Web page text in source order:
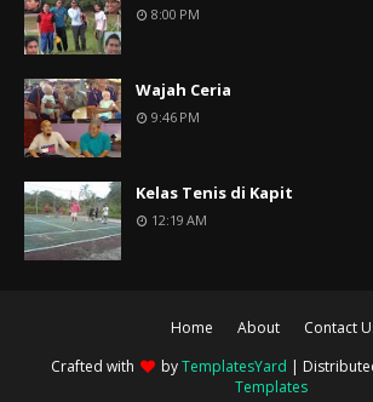
8:00 PM
Wajah Ceria
9:46 PM
Kelas Tenis di Kapit
12:19 AM
Home About
Contact
Crafted with
byTemplatesYard |
Templates